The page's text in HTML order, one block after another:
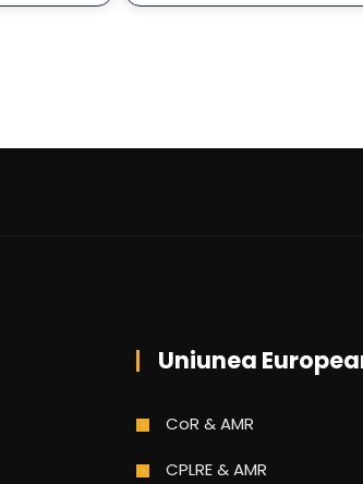
Uniunea
CoR & AMR
CPLRE & AMR